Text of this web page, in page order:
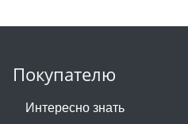
Покупателю
Интересно знать